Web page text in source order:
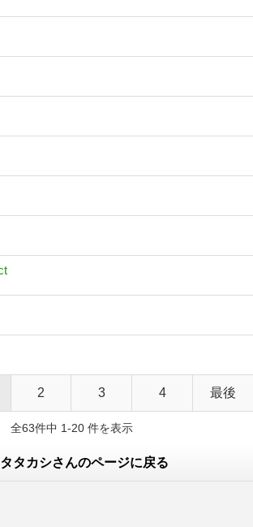
2 3 4 最後
全63件中 1-20 件を表示
タカシさんのページに戻る